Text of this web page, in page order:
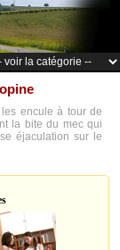
encule à tour de
la bite du mec qui
éjaculation sur le